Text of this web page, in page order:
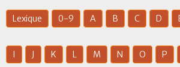
Lexique 0-9 A B C D
I J K L M N O P